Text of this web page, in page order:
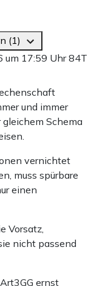
(1)
um 17:59 Uhr84T
und immer
Schema
vernichtet
muss spürbare
einen
Vorsatz,
nicht passend
ernst